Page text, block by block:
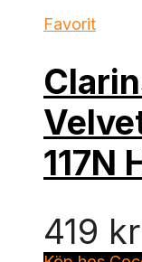
Favorit
117N
419 kr